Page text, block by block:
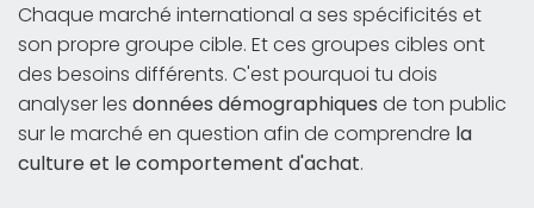
Chaque marché international a ses spécificités et
son propre groupe cible. Et ces groupes cibles ont
des besoins différents. C'est pourquoi tu dois
analyser les données démographiques de ton public
sur le marché en question afin de comprendre la
culture et le comportement d'achat.